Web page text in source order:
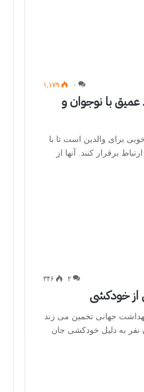
۰ ۱,۱۷۹
عمیق با نوجوان و
برای والدین است تا با
برقرار کنند. آنها از
۲ ۳۴۶
از خودکشی
جهانی تخمین می زند
تقریباً ۱ میلیون نفر به دلیل خودکشی جان